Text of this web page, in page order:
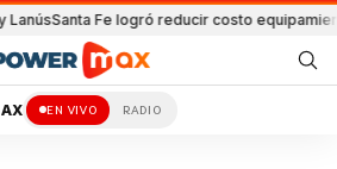
Fe logró reducir costo equipamiento
EN VIVO RADIO